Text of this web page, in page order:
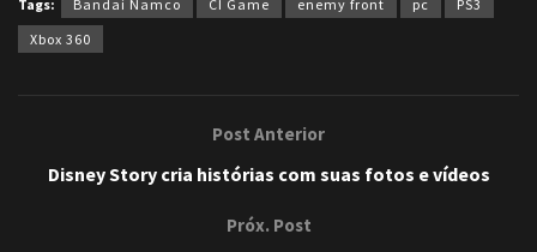
Tags: Bandai Namco CI Game enemy front pc
PS3
Xbox 360
Post Anterior
Disney Story cria histórias com suas fotos e vídeos
Próx. Post